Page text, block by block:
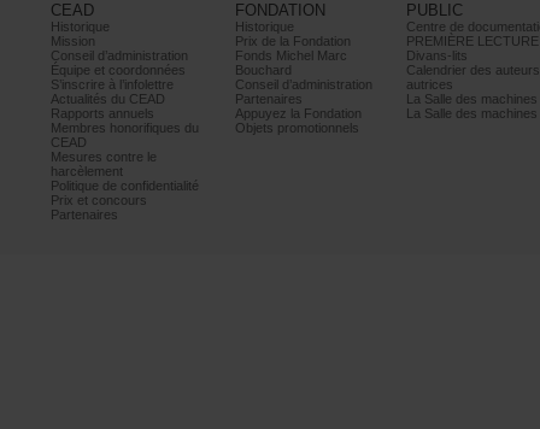
CEAD
Historique
Mission
Conseild’administration
Équipeetcoordonnées
S’inscrireàl’infolettre
ActualitésduCEAD
Rapportsannuels
Membreshonorifiquesdu
CEAD
Mesurescontrele
harcèlement
Politiquedeconfidentialité
Prixetconcours
Partenaires
FONDATION
Historique
PrixdelaFondation
FondsMichelMarc
Bouchard
Conseild’administration
Partenaires
AppuyezlaFondation
Objetspromotionnels
PUBLIC
PREMIÈRELECTURE
Divans-lits
autrices